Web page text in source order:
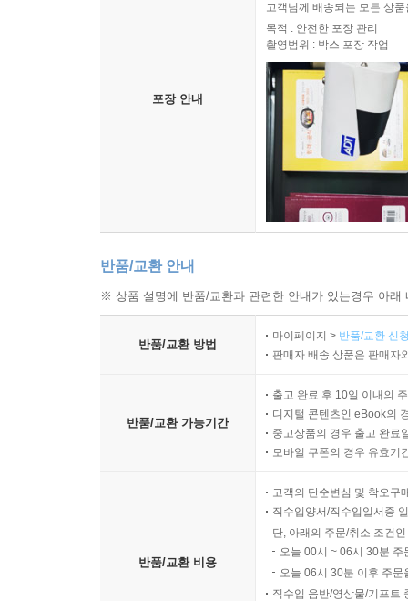
포장 안내
고객님께 배송되는 모든 상
목적 : 안전한 포장 관리
촬영범위 : 박스 포장 작업
반품/교환 안내
※ 상품 설명에 반품/교환과 관련한 안내가 있는경우 아
반품/교환 방법
마이페이지 > 반품/교환 신
판매자 배송 상품은 판매자
반품/교환 가능기간
출고 완료 후 10일 이내의
디지털 콘텐츠인 eBook의
중고상품의 경우 출고 완료
모바일 쿠폰의 경우 유효기
반품/교환 비용
고객의 단순변심 및 착오구
직수입양서/직수입일서중
단, 아래의 주문/취소 조건
오늘 00시 ~ 06시 30분
오늘 06시 30분 이후 주
직수입 음반/영상물/기프트